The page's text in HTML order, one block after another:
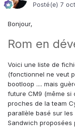
Posté(e) 7
Bonjour,
Rom en
Voici une liste de
(fonctionnel ne veut
bootloop .... mais
future CM9 (même si
proches de la team
parallèle basé sur les
Sandwich proposées